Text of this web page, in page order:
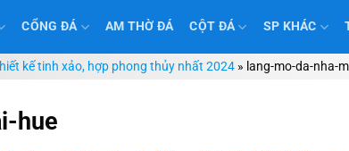
CỔNG ĐÁ AM THỜ ĐÁ CỘT ĐÁ SP KHÁC
kế tinh xảo, hợp phong thủy nhất 2024 » lang-mo-da-nha-
hue